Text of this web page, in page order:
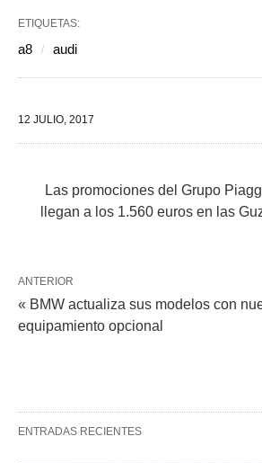
ETIQUETAS:
a8 audi
12 JULIO, 2017
Las promociones del Grupo
llegan a los 1.560 euros en las
ANTERIOR
« BMW actualiza sus modelos con
equipamiento opcional
ENTRADAS RECIENTES